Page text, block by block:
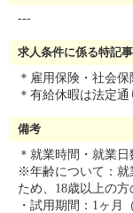
---
求人条件に係る特記
＊雇用保険・社会
＊有給休暇は法定通
備考
＊就業時間・就業
※年齢について：就
ため、18歳以上の方
・試用期間：1ヶ月